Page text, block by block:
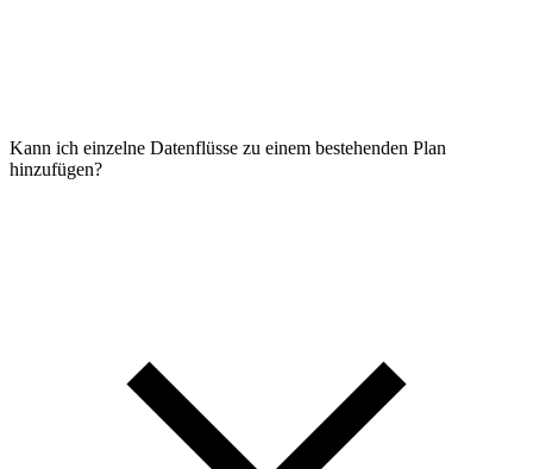
Kann ich einzelne Datenflüsse zu einem bestehenden Plan
hinzufügen?